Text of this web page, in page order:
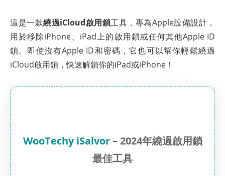
這是一款繞過iCloud啟用鎖工具，專為Apple設備設計，
用於移除iPhone、iPad上的啟用鎖或任何其他Apple ID
鎖。即使沒有Apple ID和密碼，它也可以幫你輕鬆繞過
iCloud啟用鎖，快速解鎖你的iPad或iPhone！
WooTechy iSalvor– 2024年繞過啟用鎖
最佳工具